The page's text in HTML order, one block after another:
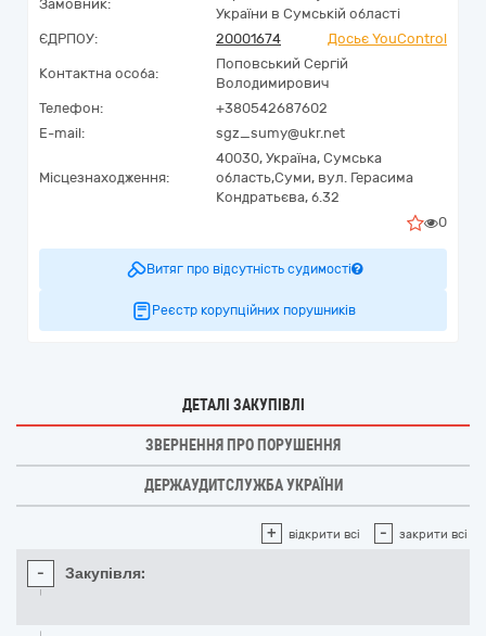
Замовник:
України в Сумській області
ЄДРПОУ:
20001674 Досьє YouControl
Контактна особа:
Поповський Сергій
Володимирович
Телефон:
+380542687602
E-mail:
sgz_sumy@ukr.net
Місцезнаходження:
40030, Україна, Сумська
область,Суми, вул. Герасима
Кондратьєва, б.32
0
Витяг про відсутність судимості
Реєстр корупційних порушників
ДЕТАЛІ ЗАКУПІВЛІ
ЗВЕРНЕННЯ ПРО ПОРУШЕННЯ
ДЕРЖАУДИТСЛУЖБА УКРАЇНИ
+ відкрити всі - закрити всі
- Закупівля: